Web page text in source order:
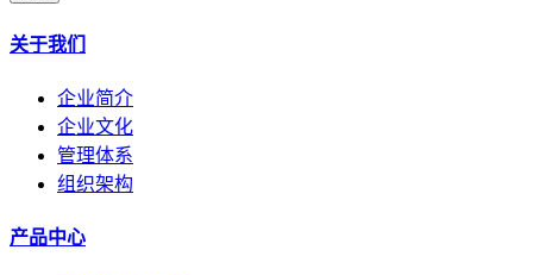
关于我们
企业简介
企业文化
管理体系
组织架构
产品中心